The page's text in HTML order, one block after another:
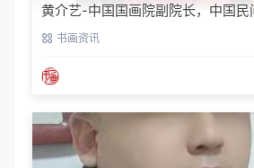
黄介艺-中国国画院副院长，中国民
席 书画资讯